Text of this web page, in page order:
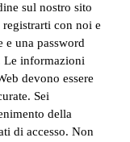
sul nostro sito
con noi e
e una password
Le informazioni
devono essere
Sei
della
di accesso. Non